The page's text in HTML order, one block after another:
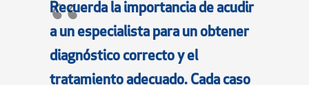
Recuerda la importancia de acudir
a un especialista para un obtener
diagnóstico correcto y el
tratamiento adecuado. Cada caso